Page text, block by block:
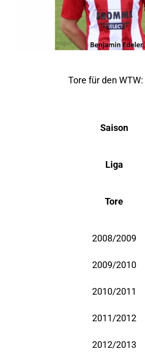
Tore für den WTW:
Saison
Liga
Tore
2008/2009
2009/2010
2010/2011
2011/2012
2012/2013